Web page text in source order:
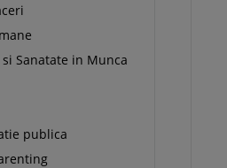
Sanatate in Munca
publica